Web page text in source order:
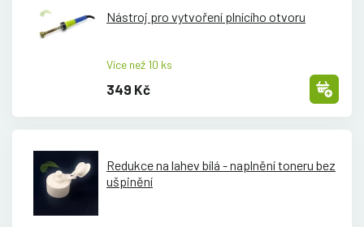
Nástroj pro vytvoření plnícího otvoru
Více než 10 ks
349 Kč
Redukce na lahev bílá - naplnění toneru bez
ušpinění